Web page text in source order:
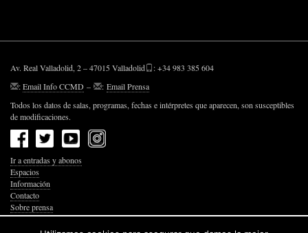
Av. Real Valladolid, 2 – 47015 Valladolid
: +34 983 385 604
:Email Info CCMD – : Email Prensa
Todos los datos de salas, programas, fechas e intérpretes que aparecen, son susceptibles
de modificaciones.
Ir a entradas y abonos
Espacios
Información
Contacto
Sobre prensa
Política de Privacidad
Política de Cookies